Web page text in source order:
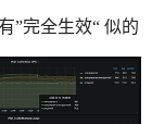
”完全生效“ 似的